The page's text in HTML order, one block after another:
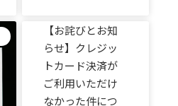
【お詫びとお知
らせ】クレジッ
トカード決済が
ご利用いただけ
なかった件につ